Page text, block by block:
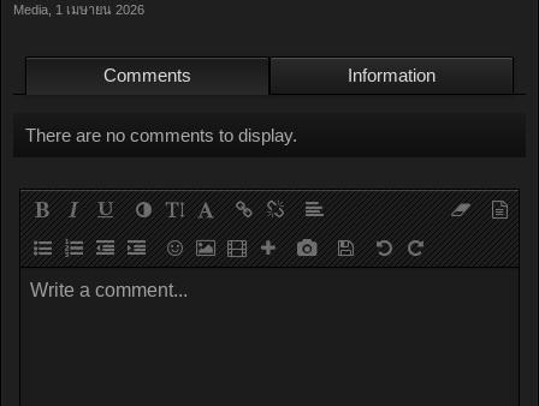
Media 1 เมษายน 2026
Comments Information
There are no comments to display.
Write a comment...